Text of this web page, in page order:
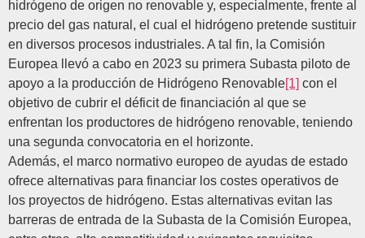
hidrógeno de origen no renovable y, especialmente, frente al
precio del gas natural, el cual el hidrógeno pretende sustituir
en diversos procesos industriales. A tal fin, la Comisión
Europea llevó a cabo en 2023 su primera Subasta piloto de
apoyo a la producción de Hidrógeno Renovable[1] con el
objetivo de cubrir el déficit de financiación al que se
enfrentan los productores de hidrógeno renovable, teniendo
una segunda convocatoria en el horizonte.
Además, el marco normativo europeo de ayudas de estado
ofrece alternativas para financiar los costes operativos de
los proyectos de hidrógeno. Estas alternativas evitan las
barreras de entrada de la Subasta de la Comisión Europea,